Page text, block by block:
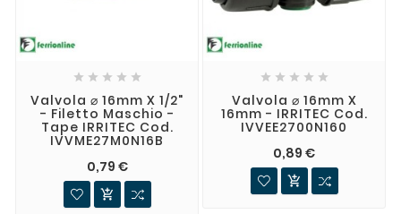
    
Valvola ⌀ 16mm X 1/2"
- Filetto Maschio -
Tape IRRITEC Cod.
IVVME27M0N16B
0,79 €

    
Valvola ⌀ 16mm X
16mm - IRRITEC Cod.
IVVEE2700N160
0,89 €
